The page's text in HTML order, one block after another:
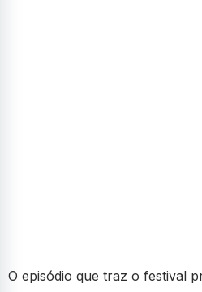
O episódio que traz o festival